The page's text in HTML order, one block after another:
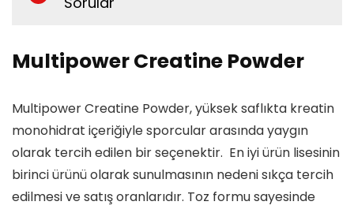
Multipower Creatine Powder
Multipower Creatine Powder, yüksek saflıkta kreatin
monohidrat içeriğiyle sporcular arasında yaygın
olarak tercih edilen bir seçenektir. En iyi ürün lisesinin
birinci ürünü olarak sunulmasının nedeni sıkça tercih
edilmesi ve satış oranlarıdır. Toz formu sayesinde